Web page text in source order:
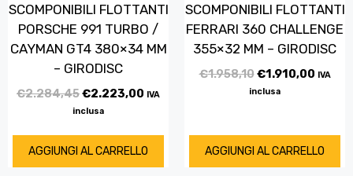
SCOMPONIBILI FLOTTANTI
PORSCHE 991 TURBO /
CAYMAN GT4 380×34 MM
– GIRODISC
€2.284,45€2.223,00 IVA
inclusa
AGGIUNGI AL CARRELLO
SCOMPONIBILI FLOTTANTI
FERRARI 360 CHALLENGE
355×32 MM – GIRODISC
€1.958,10€1.910,00 IVA
inclusa
AGGIUNGI AL CARRELLO